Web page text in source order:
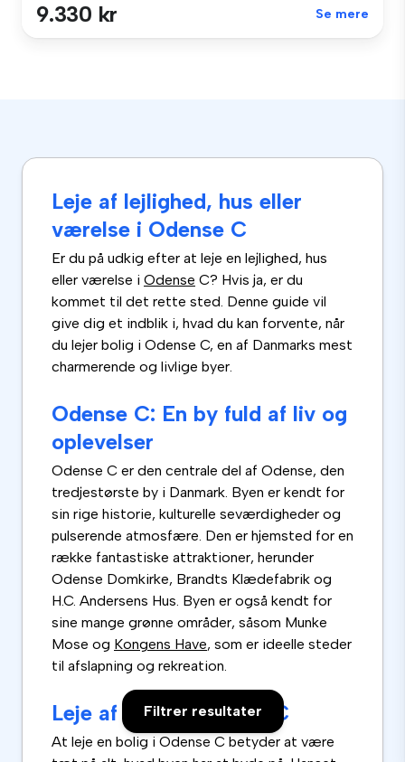
Filtrer resultater
9.330 kr Se mere
Leje af lejlighed, hus eller
værelse i Odense C
Er du på udkig efter at leje en lejlighed, hus
eller værelse i Odense C? Hvis ja, er du
kommet til det rette sted. Denne guide vil
give dig et indblik i, hvad du kan forvente, når
du lejer bolig i Odense C, en af Danmarks mest
charmerende og livlige byer.
Odense C: En by fuld af liv og
oplevelser
Odense C er den centrale del af Odense, den
tredjestørste by i Danmark. Byen er kendt for
sin rige historie, kulturelle seværdigheder og
pulserende atmosfære. Den er hjemsted for en
række fantastiske attraktioner, herunder
Odense Domkirke, Brandts Klædefabrik og
H.C. Andersens Hus. Byen er også kendt for
sine mange grønne områder, såsom Munke
Mose og Kongens Have, som er ideelle steder
til afslapning og rekreation.
Leje af bolig i Odense C
At leje en bolig i Odense C betyder at være